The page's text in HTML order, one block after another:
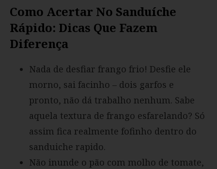
Como Acertar No Sanduíche
Rápido: Dicas Que Fazem
Diferença
Nada de desfiar frango frio! Desfie ele
morno, sai facinho – dois garfos e
pronto, não dá trabalho nenhum. Sabe
aquela textura de frango esfarelando? Só
assim fica realmente fofinho dentro do
sanduiche rapido.
Não inunde o pão com molho de tomate,